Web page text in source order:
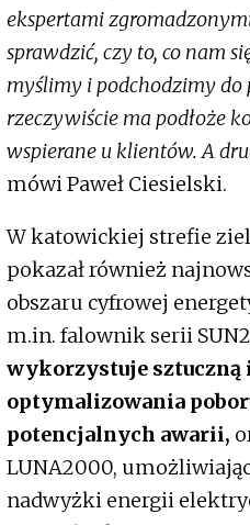
ekspertami
sprawdzić, czy to, co nam
myślimy i podchodzimy do
rzeczywiście ma podłoże
wspierane u klientów. A
mówi Paweł Ciesielski.
W katowickiej strefie
pokazał również
obszaru cyfrowej
m.in. falownik serii
wykorzystuje
optymalizowania
potencjalnych awarii,
LUNA2000,
nadwyżki energii